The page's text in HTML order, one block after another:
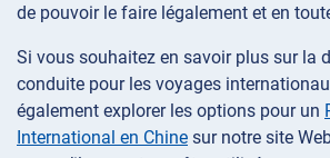
de pouvoir le faire légalement et en
Si vous souhaitez en savoir plus sur la
conduite pour les voyages
également explorer les options pour un
International en Chine sur notre site